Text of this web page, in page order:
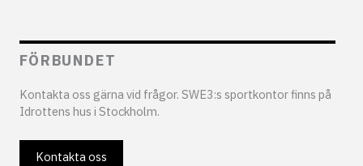
FÖRBUNDET
Kontakta oss gärna vid frågor. SWE3:s sportkontor finns på
Idrottens hus i Stockholm.
Kontakta oss